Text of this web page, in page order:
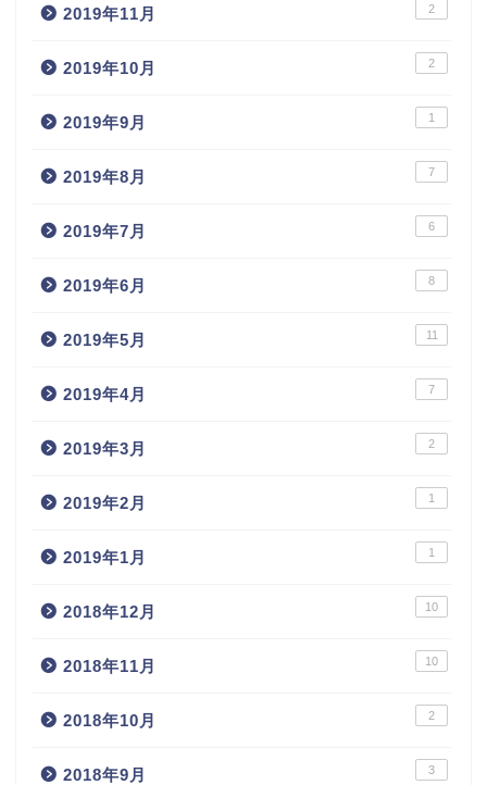
2019年11月 2
2019年10月 2
2019年9月 1
2019年8月 7
2019年7月 6
2019年6月 8
2019年5月 11
2019年4月 7
2019年3月 2
2019年2月 1
2019年1月 1
2018年12月 10
2018年11月 10
2018年10月 2
2018年9月 3